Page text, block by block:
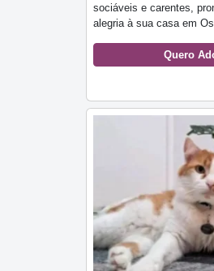
sociáveis e carentes,
alegria à sua casa em
Quero